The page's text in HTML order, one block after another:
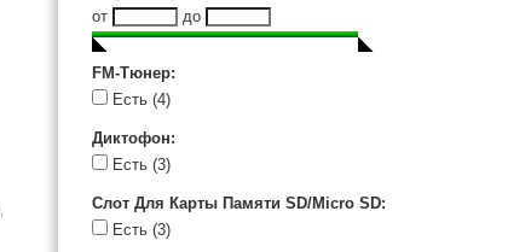
от
до
FM-Тюнер:
Есть (4)
Диктофон:
Есть (3)
Слот Для Карты Памяти SD/Micro SD:
Есть (3)